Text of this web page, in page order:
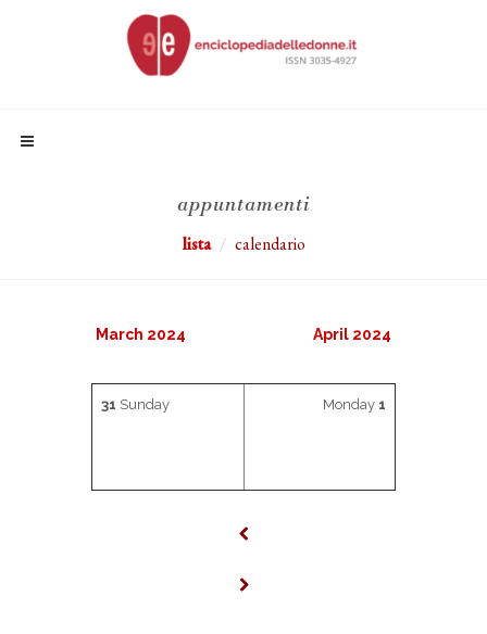
appuntamenti
lista calendario
March 2024 April 2024
31 Sunday Monday 1